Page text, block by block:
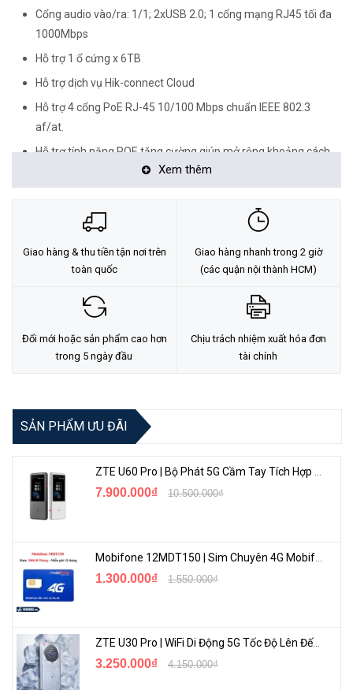
Cổng audio vào/ra: 1/1; 2xUSB 2.0; 1 cổng mạng RJ45 tối đa
1000Mbps
Hỗ trợ 1 ổ cứng x 6TB
Hỗ trợ dịch vụ Hik-connect Cloud
Hỗ trợ 4 cổng PoE RJ-45 10/100 Mbps chuẩn IEEE 802.3
af/at.
Hỗ trợ tính năng POE tăng cường giúp mở rộng khoảng cách
Xuất xứ: Trung Quốc
<Hotline: 0828.011.011 - (028)7300.2021 - VoHoang.vn>
Tư vấn cách chọn loại camera và dịch vụ lắp đặt camera tận nơi:
Xem thêm
Giao hàng & thu tiền tận nơi trên
toàn quốc
Giao hàng nhanh trong 2 giờ
(các quận nội thành HCM)
Đổi mới hoặc sản phẩm cao hơn
trong 5 ngày đầu
Chịu trách nhiệm xuất hóa đơn
tài chính
SẢN PHẨM ƯU ĐÃI
ZTE U60 Pro | Bộ Phát 5G Cầm Tay Tích Hợp Công Nghệ WiFi 7, Pin 10000mAh
7.900.000₫ 10.500.000₫
1.300.000₫ 1.550.000₫
ZTE U30 Pro | WiFi Di Động 5G Tốc Độ Lên Đến 500Mbps, Màn Hình Cảm Ứng
3.250.000₫ 4.150.000₫